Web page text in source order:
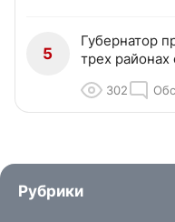
5
Губернатор
трех районах
302
Рубрики